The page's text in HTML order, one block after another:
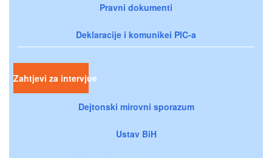
Pravni dokumenti
Deklaracije i komunikei PIC-a
Zahtjevi za intervjue
Dejtonski mirovni sporazum
Ustav BiH